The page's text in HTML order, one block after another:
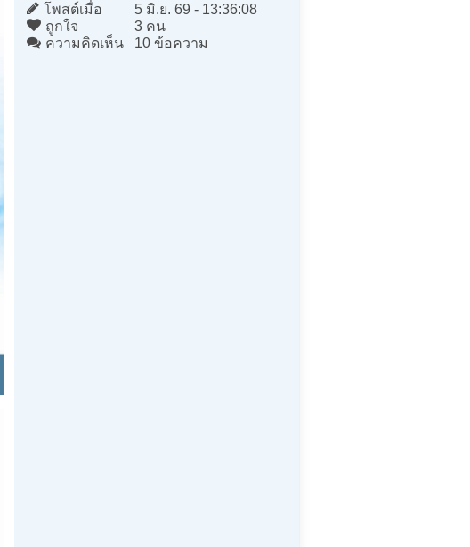
โพสต์เมื่อ
5 มิ.ย. 69 - 13:36:08
ถูกใจ
3 คน
ความคิดเห็น
10 ข้อความ